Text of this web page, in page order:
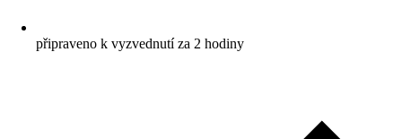
připraveno k vyzvednutí za 2 hodiny